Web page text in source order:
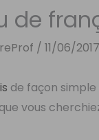
de
/11/06/2017
de façon
vous